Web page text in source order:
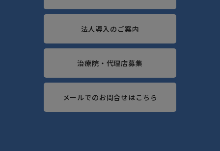
法人導入のご案内
治療院・代理店募集
メールでのお問合せはこちら